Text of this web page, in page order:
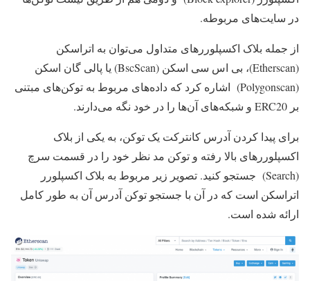
در سایت‌های مربوطه.
از جمله بلاک اکسپلورر‌های متداول می‌توان به اتراسکن
(Etherscan)، بی اس سی اسکن (BscScan) یا پالی گان اسکن
(Polygonscan) اشاره کرد که داده‌های مربوط به توکن‌های مبتنی
بر ERC20 و شبکه‌های آن‌ها را در خود نگه می‌دارند.
برای پیدا کردن آدرس کانترکت یک توکن، به یکی از بلاک
اکسپلورر‌های بالا رفته و توکن مد نظر خود را در قسمت سرچ
(Search) جستجو کنید. تصویر زیر مربوط به بلاک اکسپلورر
اتراسکن است که در آن با جستجو توکن آدرس آن به طور کامل
ارائه شده است.